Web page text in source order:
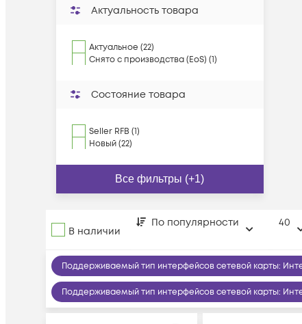
Актуальность товара
Актуальное (22)
Снято с производства (EoS) (1)
Состояние товара
Seller RFB (1)
Новый (22)
Все фильтры (+1)
В наличии
По популярности 40
Поддерживаемый тип интерфейсов сетевой карты:
Поддерживаемый тип интерфейсов сетевой карты: